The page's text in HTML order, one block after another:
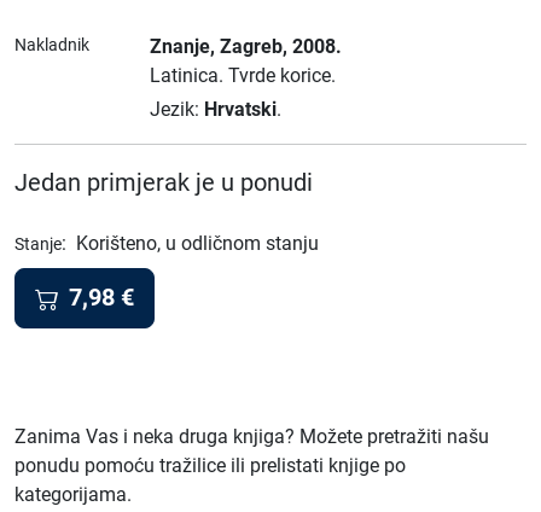
Nakladnik Znanje, Zagreb, 2008.
Latinica. Tvrde korice.
Jezik: Hrvatski.
Jedan primjerak je u ponudi
Stanje: Korišteno, u odličnom stanju
7,98 €
Zanima Vas i neka druga knjiga? Možete pretražiti našu
ponudu pomoću tražilice ili prelistati knjige po
kategorijama.